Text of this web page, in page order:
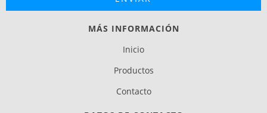
MÁS INFORMACIÓN
Inicio
Productos
Contacto